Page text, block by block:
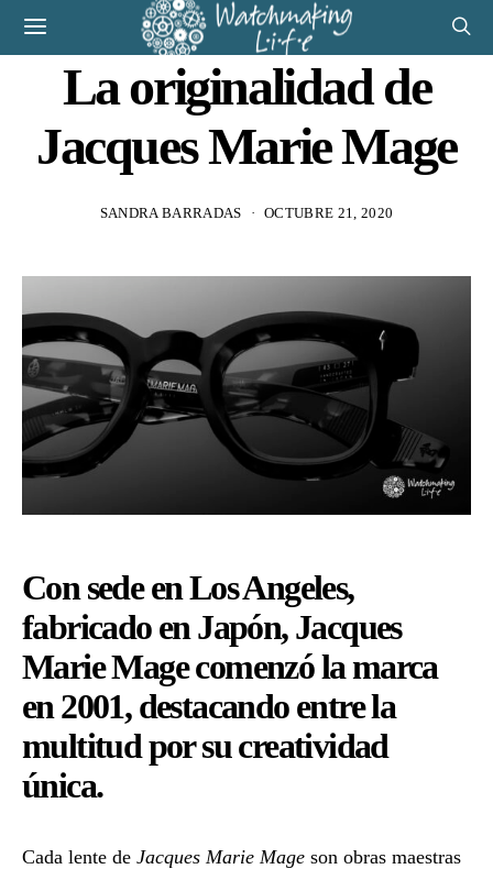
La originalidad de
Jacques Marie Mage
SANDRA BARRADAS OCTUBRE 21, 2020
Con sede en Los Angeles,
fabricado en Japón, Jacques
Marie Mage comenzó la marca
en 2001, destacando entre la
multitud por su creatividad
única.
Cada lente de Jacques Marie Mage son obras maestras